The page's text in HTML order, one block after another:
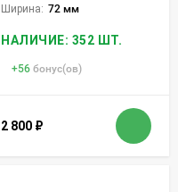
Ширина: 72 мм
НАЛИЧИЕ: 352 ШТ.
+56 бонус(ов)
2 800 ₽